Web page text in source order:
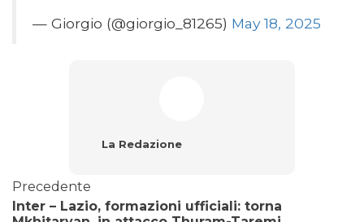
— Giorgio (@giorgio_81265) May 18, 2025
La Redazione
Precedente
Inter – Lazio, formazioni ufficiali: torna